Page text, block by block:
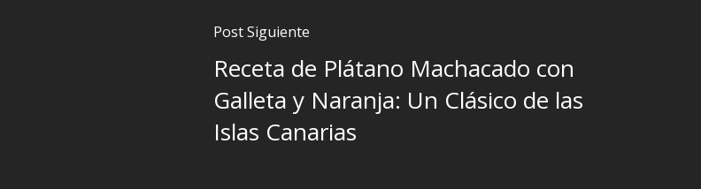
Post Siguiente
Receta de Plátano Machacado con
Galleta y Naranja: Un Clásico de las
Islas Canarias